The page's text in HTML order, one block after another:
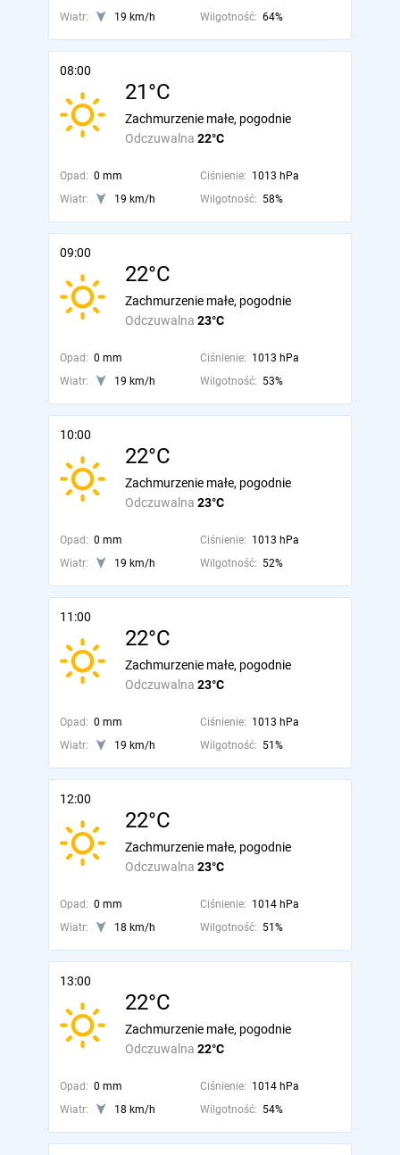
Wiatr: 19 km/h Wilgotność: 64%
08:00
21°C
Odczuwalna 22°C
Zachmurzenie małe, pogodnie
Opad: 0 mm Ciśnienie: 1013 hPa
Wiatr:
19 km/h Wilgotność: 58%
09:00
22°C
Odczuwalna 23°C
Zachmurzenie małe, pogodnie
Opad: 0 mm Ciśnienie: 1013 hPa
Wiatr:
19 km/h Wilgotność: 53%
10:00
22°C
Odczuwalna 23°C
Zachmurzenie małe, pogodnie
Opad: 0 mm Ciśnienie: 1013 hPa
Wiatr:
19 km/h Wilgotność: 52%
11:00
22°C
Odczuwalna 23°C
Zachmurzenie małe, pogodnie
Opad: 0 mm Ciśnienie: 1013 hPa
Wiatr:
19 km/h Wilgotność: 51%
12:00
22°C
Odczuwalna 23°C
Zachmurzenie małe, pogodnie
Opad: 0 mm Ciśnienie: 1014 hPa
Wiatr:
18 km/h Wilgotność: 51%
13:00
22°C
Odczuwalna 22°C
Zachmurzenie małe, pogodnie
Opad: 0 mm Ciśnienie: 1014 hPa
Wiatr:
18 km/h Wilgotność: 54%